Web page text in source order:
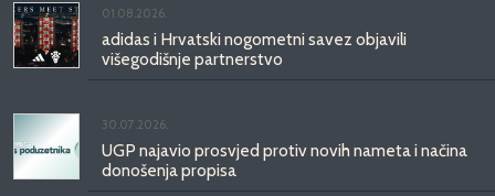
01.08.2026.
adidas i Hrvatski nogometni savez objavili
višegodišnje partnerstvo
30.07.2026.
UGP najavio prosvjed protiv novih nameta i načina
donošenja propisa